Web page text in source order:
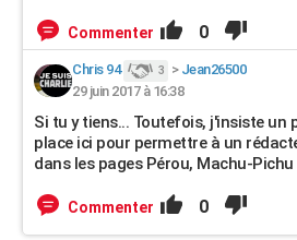
Commenter 0
Chris 94 3 > Jean26500
29 juin 2017 à 16:38
Si tu y tiens... Toutefois, j'insiste un
place ici pour permettre à un
dans les pages Pérou, Machu-
Commenter 0